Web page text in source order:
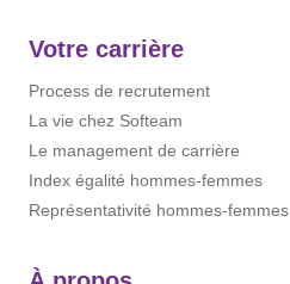
Votre carrière
Process de recrutement
La vie chez Softeam
Le management de carrière
Index égalité hommes-femmes
Représentativité hommes-femmes